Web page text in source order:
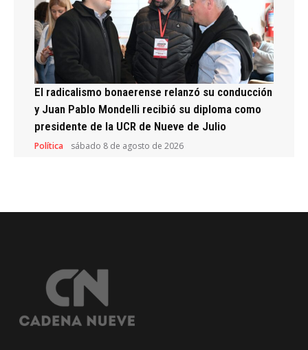
El radicalismo bonaerense relanzó su conducción
y Juan Pablo Mondelli recibió su diploma como
presidente de la UCR de Nueve de Julio
Política sábado 8 de agosto de 2026